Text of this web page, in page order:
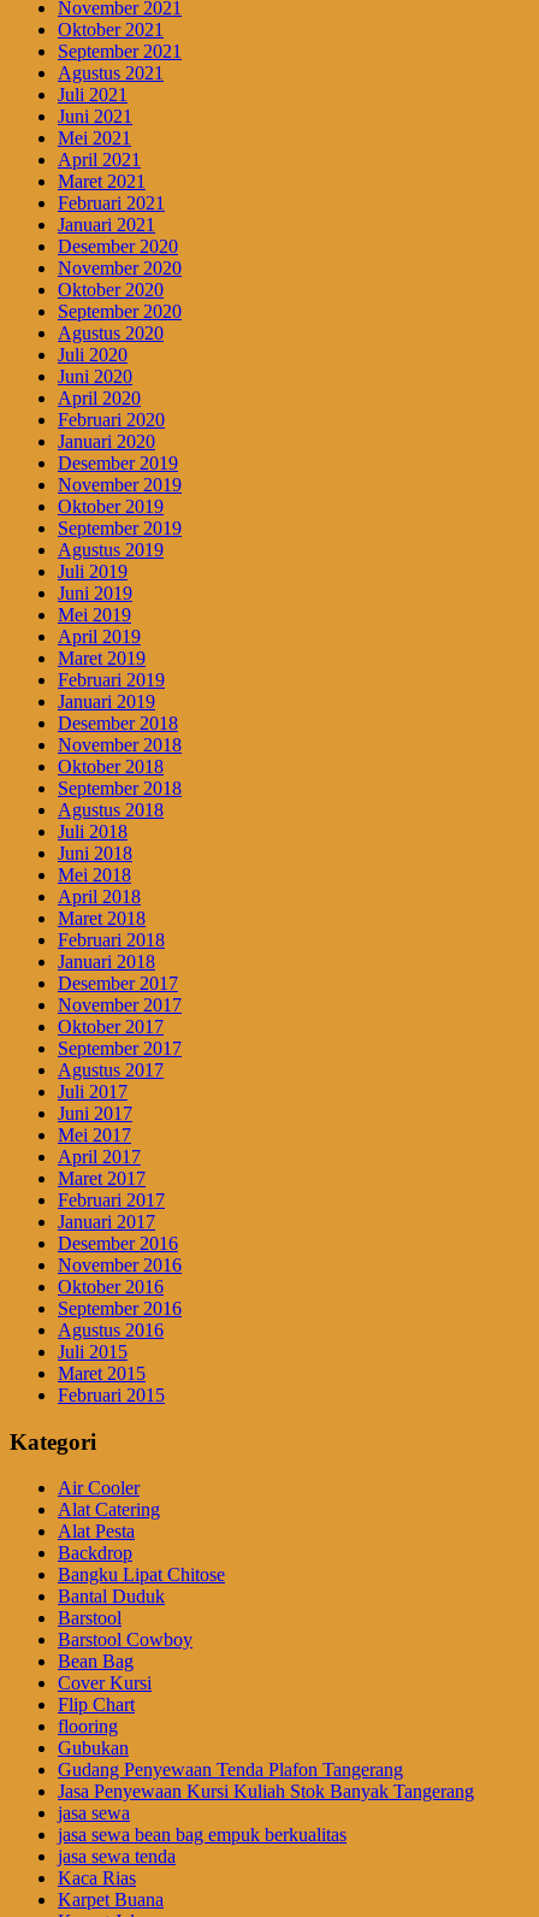
November 2021
Oktober 2021
September 2021
Agustus 2021
Juli 2021
Juni 2021
Mei 2021
April 2021
Maret 2021
Februari 2021
Januari 2021
Desember 2020
November 2020
Oktober 2020
September 2020
Agustus 2020
Juli 2020
Juni 2020
April 2020
Februari 2020
Januari 2020
Desember 2019
November 2019
Oktober 2019
September 2019
Agustus 2019
Juli 2019
Juni 2019
Mei 2019
April 2019
Maret 2019
Februari 2019
Januari 2019
Desember 2018
November 2018
Oktober 2018
September 2018
Agustus 2018
Juli 2018
Juni 2018
Mei 2018
April 2018
Maret 2018
Februari 2018
Januari 2018
Desember 2017
November 2017
Oktober 2017
September 2017
Agustus 2017
Juli 2017
Juni 2017
Mei 2017
April 2017
Maret 2017
Februari 2017
Januari 2017
Desember 2016
November 2016
Oktober 2016
September 2016
Agustus 2016
Juli 2015
Maret 2015
Februari 2015
Kategori
Air Cooler
Alat Catering
Alat Pesta
Backdrop
Bangku Lipat Chitose
Bantal Duduk
Barstool
Barstool Cowboy
Bean Bag
Cover Kursi
Flip Chart
flooring
Gubukan
Gudang Penyewaan Tenda Plafon Tangerang
Jasa Penyewaan Kursi Kuliah Stok Banyak Tangerang
jasa sewa
jasa sewa bean bag empuk berkualitas
jasa sewa tenda
Kaca Rias
Karpet Buana